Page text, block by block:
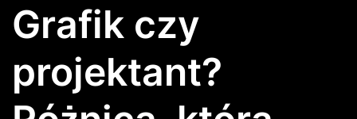
Grafik czy
projektant?